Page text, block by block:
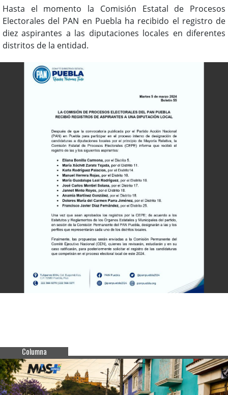
Hasta el momento la Comisión Estatal de Procesos
Electorales del PAN en Puebla ha recibido el registro de
diez aspirantes a las diputaciones locales en diferentes
distritos de la entidad.
Columna